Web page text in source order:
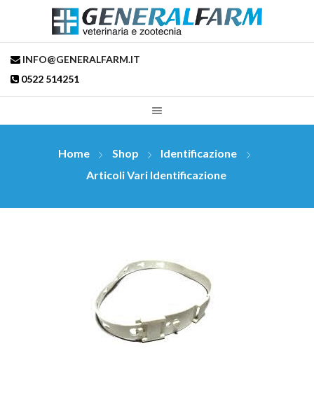
INFO@GENERALFARM.IT
0522 514251
Home Shop
Identificazione
Articoli Vari Identificazione